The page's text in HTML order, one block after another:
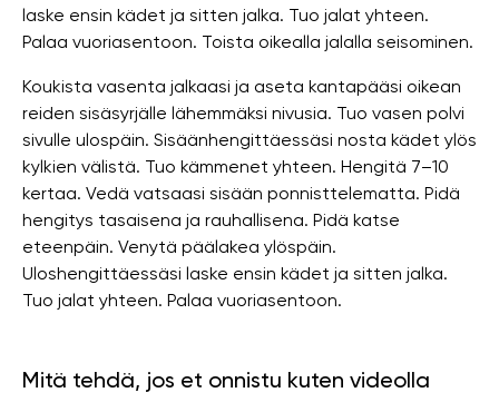
laske ensin kädet ja sitten jalka. Tuo jalat yhteen.
Palaa vuoriasentoon. Toista oikealla jalalla seisominen.
Koukista vasenta jalkaasi ja aseta kantapääsi oikean
reiden sisäsyrjälle lähemmäksi nivusia. Tuo vasen polvi
sivulle ulospäin. Sisäänhengittäessäsi nosta kädet ylös
kylkien välistä. Tuo kämmenet yhteen. Hengitä 7–10
kertaa. Vedä vatsaasi sisään ponnisttelematta. Pidä
hengitys tasaisena ja rauhallisena. Pidä katse
eteenpäin. Venytä päälakea ylöspäin.
Uloshengittäessäsi laske ensin kädet ja sitten jalka.
Tuo jalat yhteen. Palaa vuoriasentoon.
Mitä tehdä, jos et onnistu kuten videolla